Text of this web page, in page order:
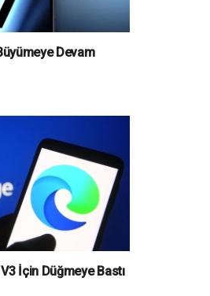
Devam
İçin Düğmeye Bastı